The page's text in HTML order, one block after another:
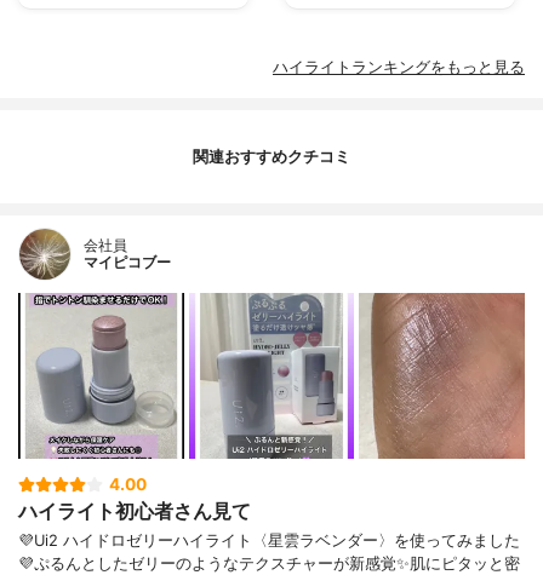
ハイライトランキングをもっと見る
関連おすすめクチコミ
会社員
マイピコブー
4.00
ハイライト初心者さん見て
💜Ui2 ハイドロゼリーハイライト〈星雲ラベンダー〉を使ってみました
💜ぷるんとしたゼリーのようなテクスチャーが新感覚✨肌にピタッと密